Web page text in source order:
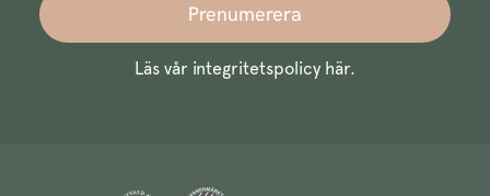
Prenumerera
Läs vår integritetspolicy här.